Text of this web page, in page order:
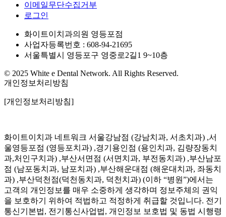
이메일무단수집거부
로그인
화이트이치과의원 영등포점
사업자등록번호 : 608-94-21695
서울특별시 영등포구 영중로2길1 9~10층
© 2025 White e Dental Network. All Rights Reserved.
개인정보처리방침
[개인정보처리방침]
화이트이치과 네트워크 서울강남점 (강남치과, 서초치과) ,서
울영등포점 (영등포치과) ,경기용인점 (용인치과, 김량장동치
과,처인구치과) ,부산서면점 (서면치과, 부전동치과) ,부산남포
점 (남포동치과, 남포치과) ,부산해운대점 (해운대치과, 좌동치
과) ,부산덕천점(덕천동치과, 덕천치과) (이하 “병원”)에서는
고객의 개인정보를 매우 소중하게 생각하며 정보주체의 권익
을 보호하기 위하여 적법하고 적정하게 취급할 것입니다. 전기
통신기본법, 전기통신사업법, 개인정보 보호법 및 동법 시행령